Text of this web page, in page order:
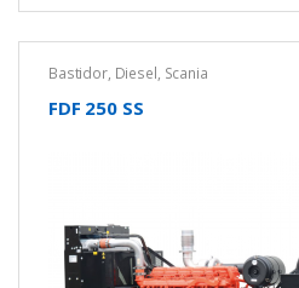
Bastidor, Diesel, Scania
FDF 250 SS